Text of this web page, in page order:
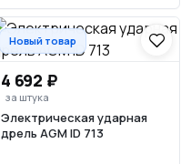
Новый товар
4 692 ₽
за штука
Электрическая ударная
дрель AGM ID 713